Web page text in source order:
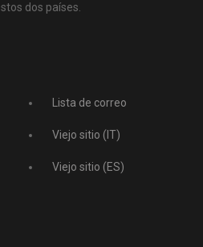
dos países.
Lista de correo
Viejo sitio (IT)
Viejo sitio (ES)